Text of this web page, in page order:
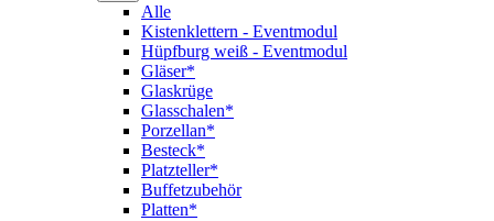
Alle
Kistenklettern - Eventmodul
Hüpfburg weiß - Eventmodul
Gläser*
Glaskrüge
Glasschalen*
Porzellan*
Besteck*
Platzteller*
Buffetzubehör
Platten*